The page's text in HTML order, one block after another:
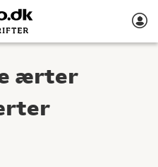
ærter